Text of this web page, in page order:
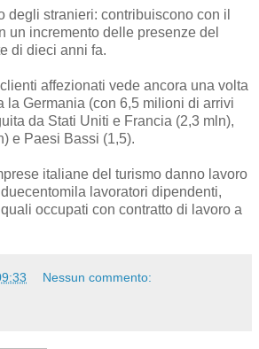
degli stranieri: contribuiscono con il
un incremento delle presenze del
di dieci anni fa.
affezionati vede ancora una volta
la Germania (con 6,5 milioni di arrivi
da Stati Uniti e Francia (2,3 mln),
e Paesi Bassi (1,5).
italiane del turismo danno lavoro
lavoratori dipendenti,
occupati con contratto di lavoro a
Nessun commento: